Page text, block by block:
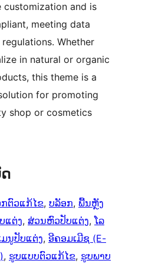
and is
meeting data
Whether
in natural or organic
this theme is a
for promoting
shop or cosmetics
ຕົວແກ້ໄຂ, ບລັອກ, ພື້ນຫຼັງ
ແຕ່ງ, ສ່ວນຫົວປັບແຕ່ງ, ໂລ
ມນູປັບແຕ່ງ, ອີຄອມເມີຊ (E-
, ຮູບແບບຕົວແກ້ໄຂ, ຮູບພາບ